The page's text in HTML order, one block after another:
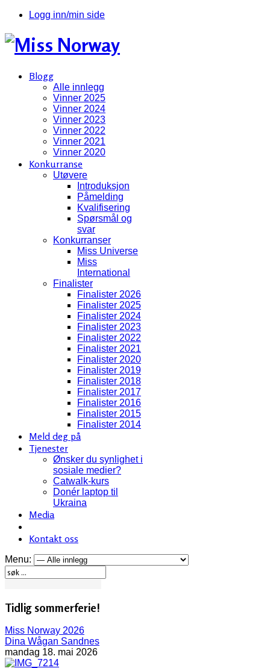
Logg inn/min side
Blogg
Alle innlegg
Vinner 2025
Vinner 2024
Vinner 2023
Vinner 2022
Vinner 2021
Vinner 2020
Konkurranse
Utøvere
Introduksjon
Påmelding
Kvalifisering
Spørsmål og
svar
Konkurranser
Miss Universe
Miss
International
Finalister
Finalister 2026
Finalister 2025
Finalister 2024
Finalister 2023
Finalister 2022
Finalister 2021
Finalister 2020
Finalister 2019
Finalister 2018
Finalister 2017
Finalister 2016
Finalister 2015
Finalister 2014
Meld deg på
Tjenester
Ønsker du synlighet i
sosiale medier?
Catwalk-kurs
Donér laptop til
Ukraina
Media
Kontakt oss
Menu:
Tidlig sommerferie! ️
Miss Norway 2026
Dina Wågan Sandnes
mandag 18. mai 2026